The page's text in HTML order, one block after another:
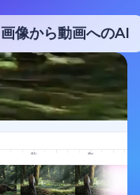
画像から動画へのAI